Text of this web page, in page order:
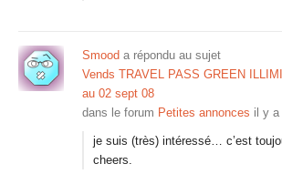
Smood a répondu au sujet
Vends TRAVEL PASS GREEN
au 02 sept 08
dans le forum Petites annonces il y a
je suis (très) intéressé… c’est
cheers.